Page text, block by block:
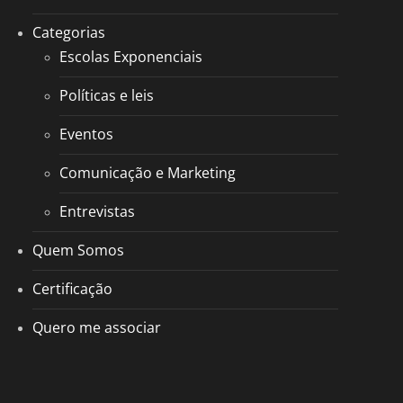
Categorias
Escolas Exponenciais
Políticas e leis
Eventos
Comunicação e Marketing
Entrevistas
Quem Somos
Certificação
Quero me associar